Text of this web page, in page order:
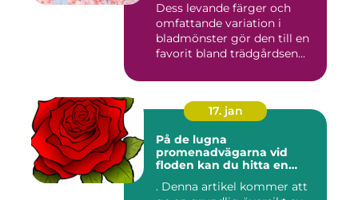
Dess levande färger och
omfattande variation i
bladmönster gör den till en
favorit bland trädgårdsen...
17. jan
På de lugna
promenadvägarna vid
floden kan du hitta en
som kallas Palettblad River
. Denna artikel kommer att